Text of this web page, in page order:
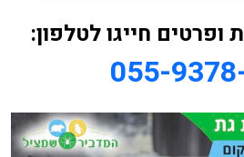
ופרטים חייגו לטלפון:
055-